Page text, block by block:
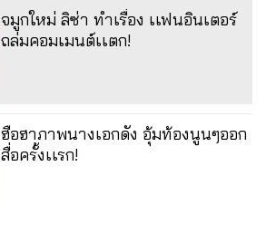
จมูกใหม่ ลิซ่า ทำเรื่อง เเฟนอินเตอร์
ถล่มคอมเมนต์เเตก!
ฮือฮาภาพนางเอกดัง อุ้มท้องนูนๆออก
สื่อครั้งเเรก!